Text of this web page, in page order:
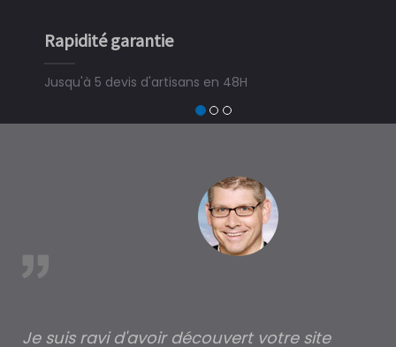
Rapidité garantie
Jusqu'à 5 devis d'artisans en 48H
trouver
Je suis ravi d'avoir découvert votre site